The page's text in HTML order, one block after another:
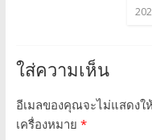
ใส่ความเห็น
อีเมลของคุณจะไม่แสดงใ
เครื่องหมาย *